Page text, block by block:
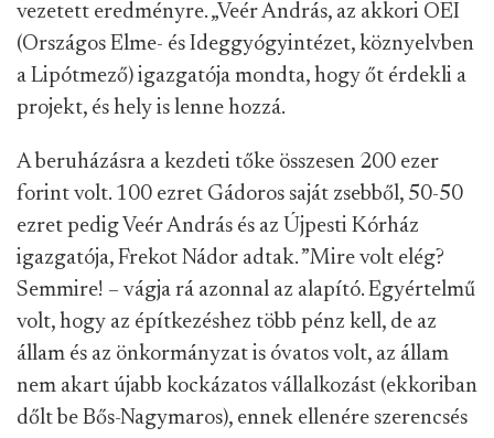
vezetett eredményre. „Veér András, az akkori OEI
(Országos Elme- és Ideggyógyintézet, köznyelvben
a Lipótmező) igazgatója mondta, hogy őt érdekli a
projekt, és hely is lenne hozzá.
A beruházásra a kezdeti tőke összesen 200 ezer
forint volt. 100 ezret Gádoros saját zsebből, 50-50
ezret pedig Veér András és az Újpesti Kórház
igazgatója, Frekot Nádor adtak. ”Mire volt elég?
Semmire! – vágja rá azonnal az alapító. Egyértelmű
volt, hogy az építkezéshez több pénz kell, de az
állam és az önkormányzat is óvatos volt, az állam
nem akart újabb kockázatos vállalkozást (ekkoriban
dőlt be Bős-Nagymaros), ennek ellenére szerencsés